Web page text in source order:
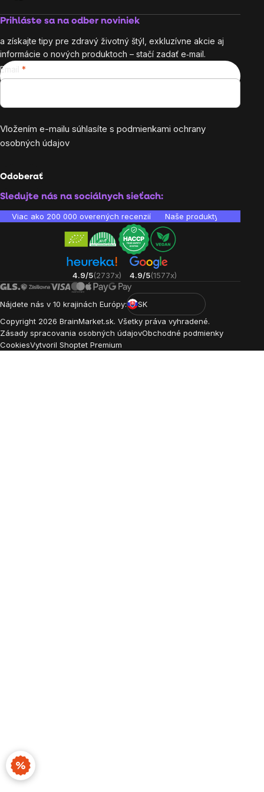
Prihláste sa na odber noviniek
a získajte tipy pre zdravý životný štýl, exkluzívne akcie aj
informácie o nových produktoch – stačí zadať e‑mail.
Email
Vložením e-mailu súhlasíte s podmienkami ochrany
osobných údajov
Odoberať
Sledujte nás na sociálnych sieťach:
Viac ako 200 000 overených recenzií Naše produkty sú
4.9/5(2737x) 4.9/5(1577x)
Nájdete nás v 10 krajinách Európy:
SK
Copyright 2026 BrainMarket.sk. Všetky práva vyhradené.
Zásady spracovania osobných údajovObchodné podmienky
CookiesVytvoril Shoptet Premium